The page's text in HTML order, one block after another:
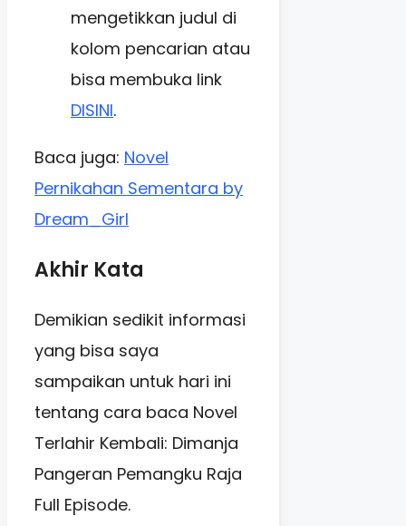
mengetikkan judul di
kolom pencarian atau
bisa membuka link
DISINI.
Baca juga: Novel
Pernikahan Sementara by
Dream_Girl
Akhir Kata
Demikian sedikit informasi
yang bisa saya
sampaikan untuk hari ini
tentang cara baca Novel
Terlahir Kembali: Dimanja
Pangeran Pemangku Raja
Full Episode.